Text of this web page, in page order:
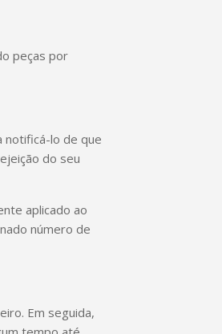
peças por
notificá-lo de que
do seu
aplicado ao
número de
Em seguida,